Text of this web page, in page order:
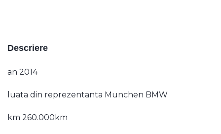
Descriere
an 2014
luata din reprezentanta Munchen BMW
km 260.000km